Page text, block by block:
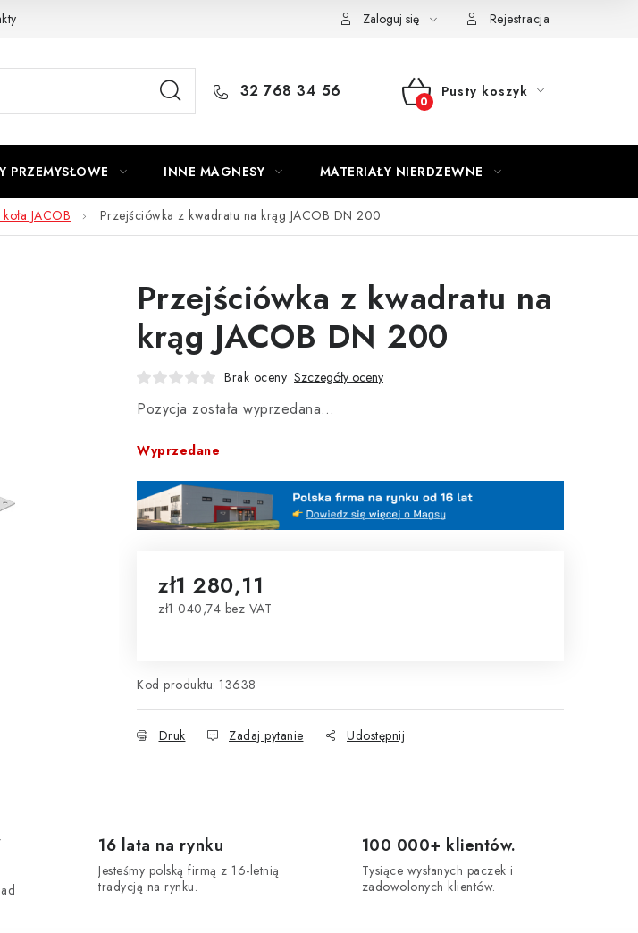
Zaloguj się Rejestracja
32 768 34 56
KOSZYK
Pusty koszyk
PRZEMYSŁOWE INNE MAGNESY MATERIAŁY NIERDZEWNE
JACOB Przejściówka z kwadratu na krąg JACOB DN 200
Przejściówka z kwadratu na
krąg JACOB DN 200
Brak oceny Szczegóły oceny
Pozycja została wyprzedana…
Wyprzedane
zł1 280,11
zł1 040,74 bez VAT
Kod produktu: 13638
Druk Zadaj pytanie Udostępnij
16 lata na rynku
Jesteśmy polską firmą z 16-letnią
tradycją na rynku.
100 000+ klientów.
Tysiące wysłanych paczek i
zadowolonych klientów.